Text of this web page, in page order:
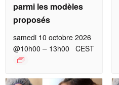
parmi les modèles
proposés
samedi 10 octobre 2026
@10h00 – 13h00 CEST